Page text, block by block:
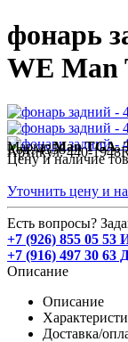
фонарь
WE Man
Марка:Man TGA,
Код:4358
Артикул:440-
Цену и наличие
Уточнить цену и
Есть вопросы?
+7 (926) 855 05 53
+7 (916) 497 30 63
Описание
Описание
Доставка/